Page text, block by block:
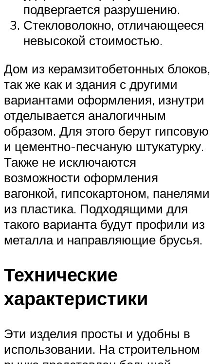
подвергается разрушению.
Стекловолокно, отличающееся
невысокой стоимостью.
Дом из керамзитобетонных блоков,
так же как и здания с другими
вариантами оформления, изнутри
отделывается аналогичным
образом. Для этого берут гипсовую
и цементно-песчаную штукатурку.
Также не исключаются
возможности оформления
вагонкой, гипсокартоном, панелями
из пластика. Подходящими для
такого варианта будут профили из
металла и направляющие брусья.
Технические
характеристики
Эти изделия просты и удобны в
использовании. На строительном